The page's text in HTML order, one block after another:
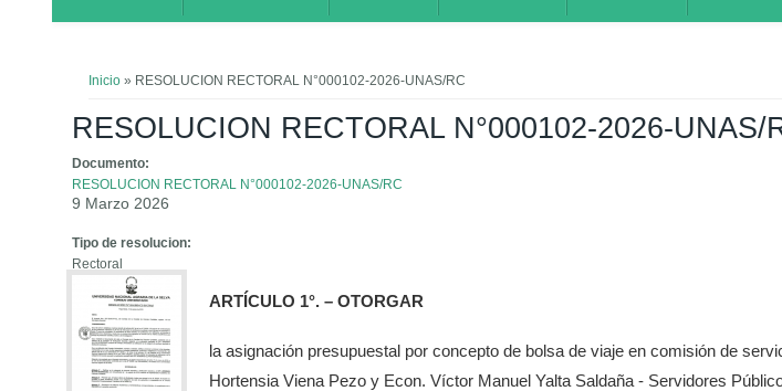
Inicio » RESOLUCION RECTORAL N°000102-2026-UNAS/RC
RESOLUCION RECTORAL N°000102-2026-UNAS/
Documento:
RESOLUCION RECTORAL N°000102-2026-UNAS/RC
9 Marzo 2026
Tipo de resolucion:
Rectoral
ARTÍCULO 1°. – OTORGAR
la asignación presupuestal por concepto de bolsa de viaje en comisión de
Hortensia Viena Pezo y Econ. Víctor Manuel Yalta Saldaña - Servidores